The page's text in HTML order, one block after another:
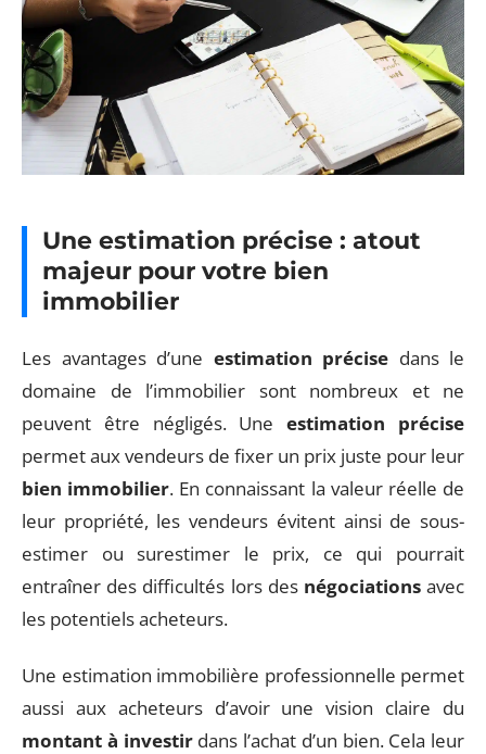
Une estimation précise : atout
majeur pour votre bien
immobilier
Les avantages d’une estimation précise dans le
domaine de l’immobilier sont nombreux et ne
peuvent être négligés. Uneestimation précise
permet aux vendeurs de fixer un prix juste pour leur
bien immobilier. En connaissant la valeur réelle de
leur propriété, les vendeurs évitent ainsi de sous-
estimer ou surestimer le prix, ce qui pourrait
entraîner des difficultés lors des négociationsavec
les potentiels acheteurs.
Une estimation immobilière professionnelle permet
aussi aux acheteurs d’avoir une vision claire du
montant à investirdans l’achat d’un bien. Cela leur